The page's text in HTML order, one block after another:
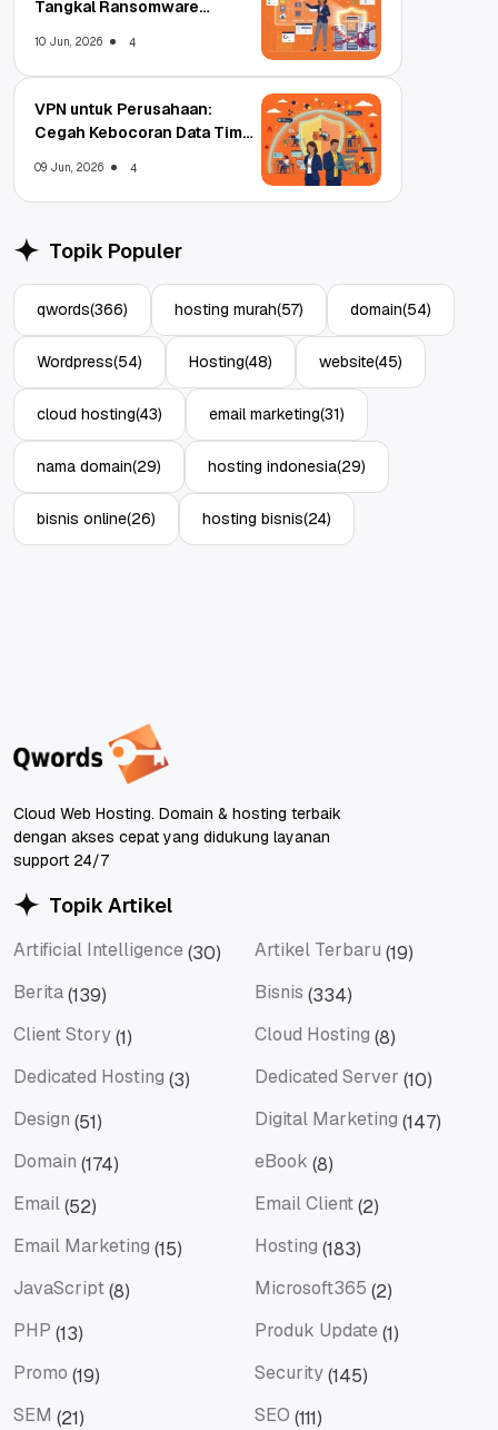
Tangkal Ransomware
10 Jun, 2026 4
VPN untuk Perusahaan:
Cegah Kebocoran Data Tim
09 Jun, 2026 4
Topik Populer
qwords(366) hosting murah(57) domain(54)
Wordpress(54) Hosting(48) website(45)
cloud hosting(43) email marketing(31)
nama domain(29) hosting indonesia(29)
bisnis online(26) hosting bisnis(24)
Cloud Web Hosting. Domain & hosting terbaik
dengan akses cepat yang didukung layanan
support 24/7
Topik Artikel
Artificial Intelligence (30) Artikel Terbaru (19)
Berita(139) Bisnis (334)
Client Story(1) Cloud Hosting (8)
Dedicated Hosting (3) Dedicated Server (10)
Design (51) Digital Marketing (147)
Domain (174) eBook (8)
Email(52) Email Client(2)
Email Marketing (15) Hosting (183)
JavaScript(8) Microsoft365 (2)
PHP (13) Produk Update (1)
Promo (19) Security(145)
SEM (21) SEO (111)